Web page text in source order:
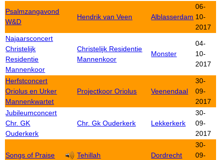
Psalmzangavond
W&D
Hendrik van Veen Alblasserdam
06-
10-
2017
Najaarsconcert
Christelijk
Residentie
Mannenkoor
Christelijk Residentie
Mannenkoor
Monster
04-
10-
2017
Herfstconcert
Oriolus en Urker
Mannenkwartet
Projectkoor Oriolus Veenendaal
30-
09-
2017
Jubileumconcert
Chr. GK
Ouderkerk
Chr. Gk Ouderkerk Lekkerkerk
30-
09-
2017
Songs of Praise Tehillah Dordrecht
30-
09-